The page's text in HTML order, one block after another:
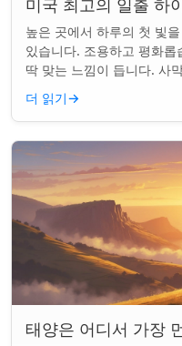
미국 최고의 일출 하
높은 곳에서 하루의 첫 빛
있습니다. 조용하고 평화
딱 맞는 느낌이 듭니다. 사
일출 하이킹은 평범한 아침
더 읽기→
태양은 어디서 가장